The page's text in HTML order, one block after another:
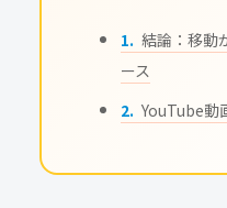
結論：移動
ース
YouTube動